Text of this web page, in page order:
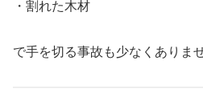
・割れた木材
で手を切る事故も少なくありませ